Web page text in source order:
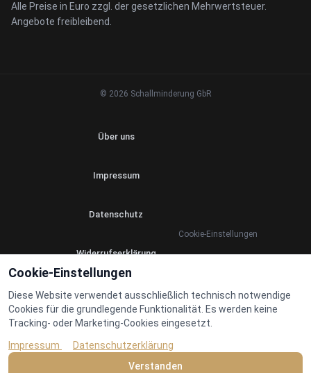
Alle Preise in Euro zzgl. der gesetzlichen Mehrwertsteuer.
Angebote freibleibend.
© 2026 Schallminderung GbR
Über uns
Impressum
Datenschutz
Widerrufserklärung
AGB
Redaktionelle Standards
Cookie-Einstellungen
Cookie-Einstellungen
Diese Website verwendet ausschließlich technisch notwendige
Cookies für die grundlegende Funktionalität. Es werden keine
Tracking- oder Marketing-Cookies eingesetzt.
Impressum
Datenschutzerklärung
Verstanden